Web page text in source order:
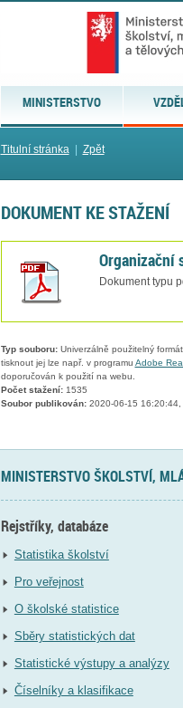
MINISTERSTVO
Titulní stránka| Zpět
DOKUMENT KE STAŽENÍ
Organizační
Dokument typu
Typ souboru:Univerzálně použitelný
tisknout jej lze např. v programu Adobe
doporučován k použití na webu.
Počet stažení:1535
Soubor publikován:2020-06-15 16:20:44,
MINISTERSTVO ŠKOLSTVÍ,
Rejstříky, databáze
Statistika školství
Pro veřejnost
O školské statistice
Sběry statistických dat
Statistické výstupy a analýzy
Číselníky a klasifikace